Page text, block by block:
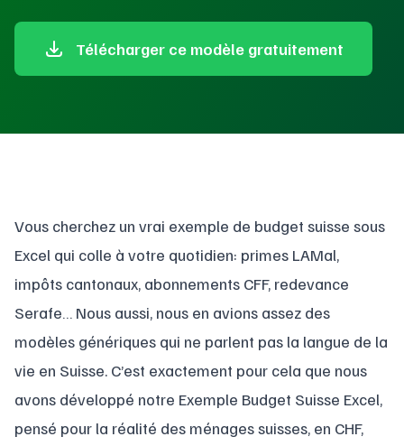
Télécharger ce modèle gratuitement
Vous cherchez un vrai exemple de budget suisse sous
Excel qui colle à votre quotidien: primes LAMal,
impôts cantonaux, abonnements CFF, redevance
Serafe… Nous aussi, nous en avions assez des
modèles génériques qui ne parlent pas la langue de la
vie en Suisse. C’est exactement pour cela que nous
avons développé notre Exemple Budget Suisse Excel,
pensé pour la réalité des ménages suisses, en CHF,